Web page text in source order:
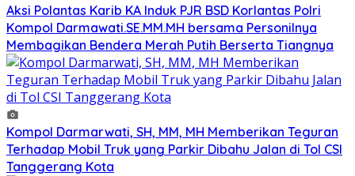
Aksi Polantas Karib KA Induk PJR BSD Korlantas Polri
Kompol Darmawati.SE.MM.MH bersama Personilnya
Membagikan Bendera Merah Putih Berserta Tiangnya
Kompol Darmarwati, SH, MM, MH Memberikan Teguran
Terhadap Mobil Truk yang Parkir Dibahu Jalan di Tol CSI
Tanggerang Kota